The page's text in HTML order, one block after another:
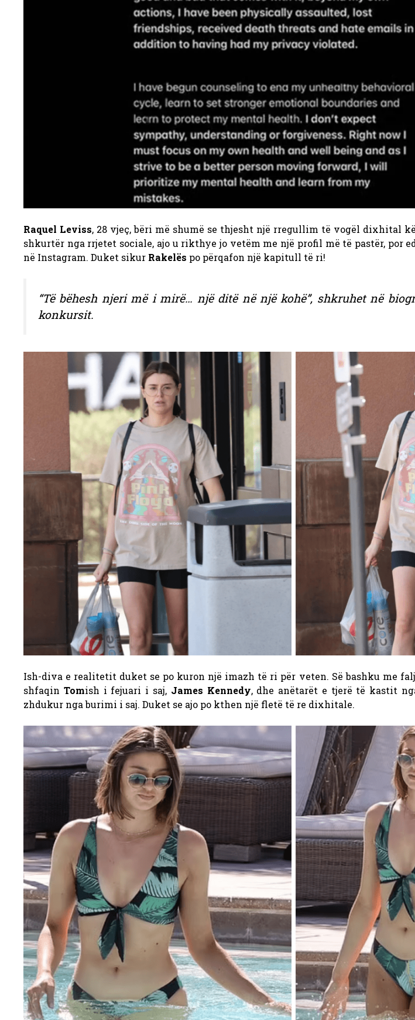
Raquel Leviss, 28 vjeç, bëri më shumë se thjesht një rregullim të vogël dixhital
shkurtër nga rrjetet sociale, ajo u rikthye jo vetëm me një profil më të pastër, por
në Instagram. Duket sikur Rakelës po përqafon një kapitull të ri!
“Të bëhesh njeri më i mirë… një ditë në një kohë”, shkruhet në
konkursit.
Ish-diva e realitetit duket se po kuron një imazh të ri për veten. Së bashku me
shfaqin Tomish i fejuari i saj, James Kennedy, dhe anëtarët e tjerë të kastit
zhdukur nga burimi i saj. Duket se ajo po kthen një fletë të re dixhitale.